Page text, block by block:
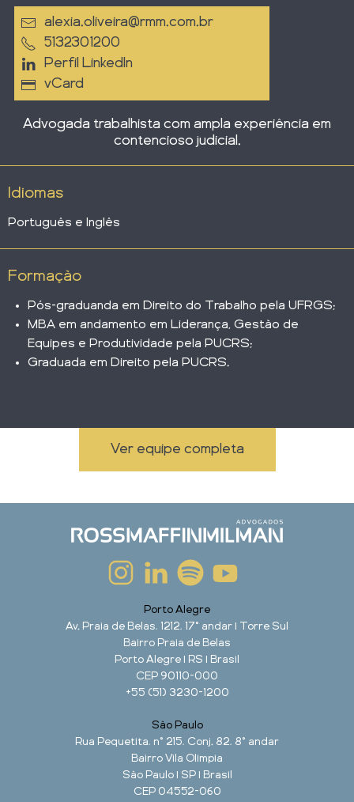
alexia.oliveira@rmm.com.br
5132301200
Perfil LinkedIn
vCard
Advogada trabalhista com ampla experiência em
contencioso judicial.
Idiomas
Português e Inglês
Formação
Pós-graduanda em Direito do Trabalho pela UFRGS;
MBA em andamento em Liderança, Gestão de
Equipes e Produtividade pela PUCRS;
Graduada em Direito pela PUCRS.
Ver equipe completa
Porto Alegre
Av. Praia de Belas, 1212, 17° andar | Torre Sul
Bairro Praia de Belas
Porto Alegre | RS | Brasil
CEP 90110-000
+55 (51) 3230-1200
São Paulo
Rua Pequetita, n° 215, Conj. 82, 8° andar
Bairro Vila Olimpia
São Paulo | SP | Brasil
CEP 04552-060